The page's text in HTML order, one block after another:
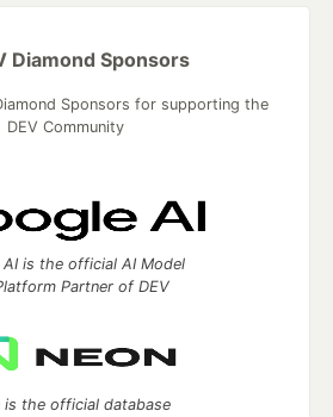
Diamond Sponsors
Sponsors for supporting the
DEV Community
AI is the official AI Model
Partner of DEV
is the official database